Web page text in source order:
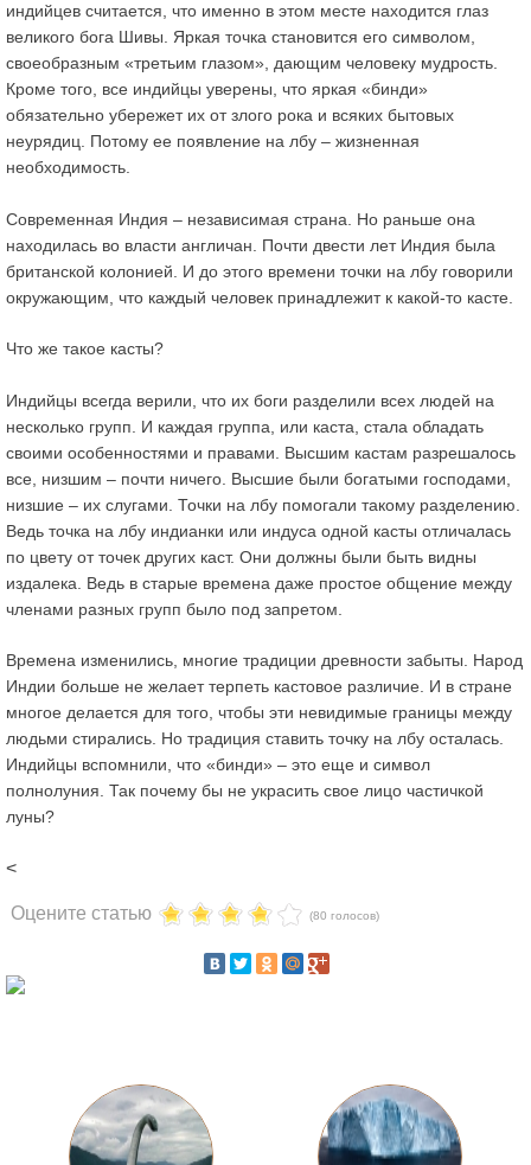
индийцев считается, что именно в этом месте находится глаз
великого бога Шивы. Яркая точка становится его символом,
своеобразным «третьим глазом», дающим человеку мудрость.
Кроме того, все индийцы уверены, что яркая «бинди»
обязательно убережет их от злого рока и всяких бытовых
неурядиц. Потому ее появление на лбу – жизненная
необходимость.
Современная Индия – независимая страна. Но раньше она
находилась во власти англичан. Почти двести лет Индия была
британской колонией. И до этого времени точки на лбу говорили
окружающим, что каждый человек принадлежит к какой-то касте.
Что же такое касты?
Индийцы всегда верили, что их боги разделили всех людей на
несколько групп. И каждая группа, или каста, стала обладать
своими особенностями и правами. Высшим кастам разрешалось
все, низшим – почти ничего. Высшие были богатыми господами,
низшие – их слугами. Точки на лбу помогали такому разделению.
Ведь точка на лбу индианки или индуса одной касты отличалась
по цвету от точек других каст. Они должны были быть видны
издалека. Ведь в старые времена даже простое общение между
членами разных групп было под запретом.
Времена изменились, многие традиции древности забыты. Народ
Индии больше не желает терпеть кастовое различие. И в стране
многое делается для того, чтобы эти невидимые границы между
людьми стирались. Но традиция ставить точку на лбу осталась.
Индийцы вспомнили, что «бинди» – это еще и символ
полнолуния. Так почему бы не украсить свое лицо частичкой
луны?
<
Оцените статью (80 голосов)